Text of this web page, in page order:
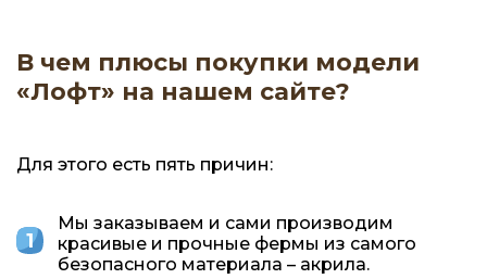
В чем плюсы покупки модели
«Лофт» на нашем сайте?
Для этого есть пять причин:
Мы заказываем и сами производим
красивые и прочные фермы из самого
безопасного материала – акрила.